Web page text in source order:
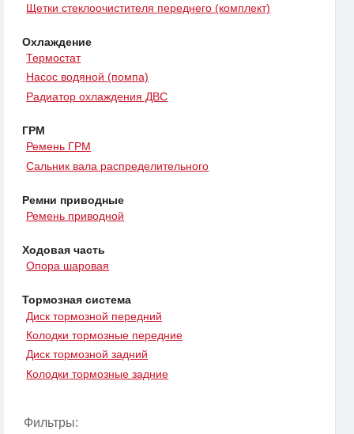
Щетки стеклоочистителя переднего (комплект)
Охлаждение
Термостат
Насос водяной (помпа)
Радиатор охлаждения ДВС
ГРМ
Ремень ГРМ
Сальник вала распределительного
Ремни приводные
Ремень приводной
Ходовая часть
Опора шаровая
Тормозная система
Диск тормозной передний
Колодки тормозные передние
Диск тормозной задний
Колодки тормозные задние
Фильтры: